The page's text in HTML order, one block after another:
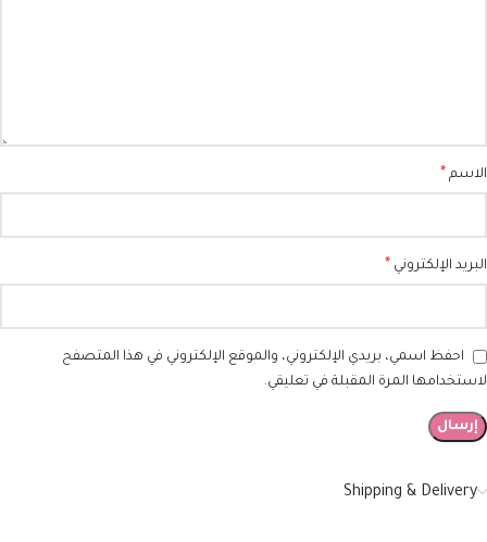
الاسم *
البريد الإلكتروني *
احفظ اسمي، بريدي الإلكتروني، والموقع الإلكتروني في هذا المتصفح
لاستخدامها المرة المقبلة في تعليقي.
Shipping & Delivery